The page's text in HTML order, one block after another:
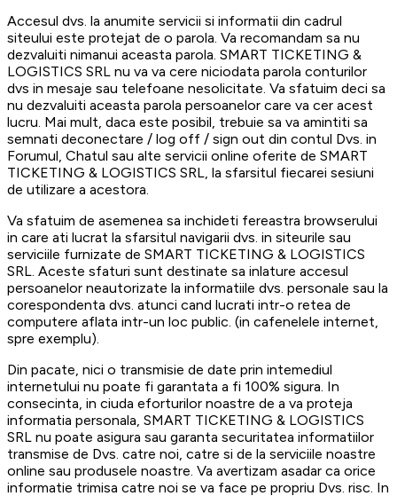
Accesul dvs. la anumite servicii si informatii din cadrul
siteului este protejat de o parola. Va recomandam sa nu
dezvaluiti nimanui aceasta parola. SMART TICKETING &
LOGISTICS SRL nu va va cere niciodata parola conturilor
dvs in mesaje sau telefoane nesolicitate. Va sfatuim deci sa
nu dezvaluiti aceasta parola persoanelor care va cer acest
lucru. Mai mult, daca este posibil, trebuie sa va amintiti sa
semnati deconectare / log off / sign out din contul Dvs. in
Forumul, Chatul sau alte servicii online oferite de SMART
TICKETING & LOGISTICS SRL, la sfarsitul fiecarei sesiuni
de utilizare a acestora.
Va sfatuim de asemenea sa inchideti fereastra browserului
in care ati lucrat la sfarsitul navigarii dvs. in siteurile sau
serviciile furnizate de SMART TICKETING & LOGISTICS
SRL. Aceste sfaturi sunt destinate sa inlature accesul
persoanelor neautorizate la informatiile dvs. personale sau la
corespondenta dvs. atunci cand lucrati intr-o retea de
computere aflata intr-un loc public. (in cafenelele internet,
spre exemplu).
Din pacate, nici o transmisie de date prin intemediul
internetului nu poate fi garantata a fi 100% sigura. In
consecinta, in ciuda eforturilor noastre de a va proteja
informatia personala, SMART TICKETING & LOGISTICS
SRL nu poate asigura sau garanta securitatea informatiilor
transmise de Dvs. catre noi, catre si de la serviciile noastre
online sau produsele noastre. Va avertizam asadar ca orice
informatie trimisa catre noi se va face pe propriu Dvs. risc. In